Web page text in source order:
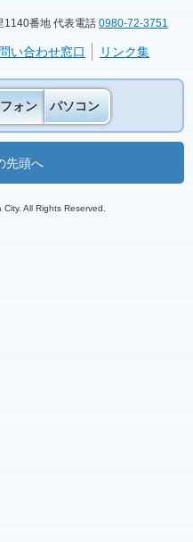
番地 代表電話 0980-72-3751
い合わせ窓口 リンク集
ォン パソコン
先頭へ
All Rights Reserved.